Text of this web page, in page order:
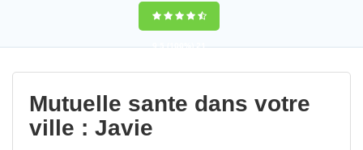
9,5(100%)21
votes
Mutuelle sante dans votre
ville : Javie